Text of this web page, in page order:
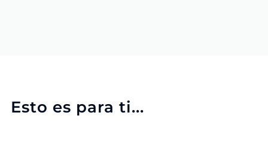
Esto es para ti...